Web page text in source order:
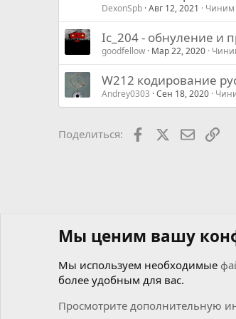
DexonSpb Авг 12, 2021 Чиним
Ic_204 - обнуление и
goodfellow Мар 22, 2020
W212 кодирование
Andrey0303 Сен 18, 2020
Поделиться: Facebook Почта
Форумы Мастерская самоделкиных
Мы ценим вашу
Мы используем необходимые
более удобным для вас.
Просмотрите дополнительную